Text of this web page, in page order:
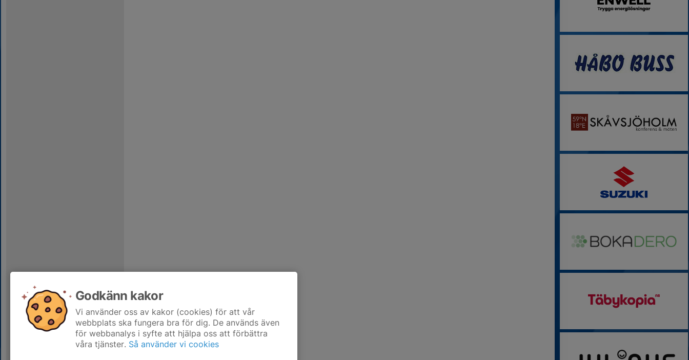
Godkänn kakor
Vi använder oss av kakor (cookies) för att vår
webbplats ska fungera bra för dig. De används även
för webbanalys i syfte att hjälpa oss att förbättra
våra tjänster. Så använder vi cookies